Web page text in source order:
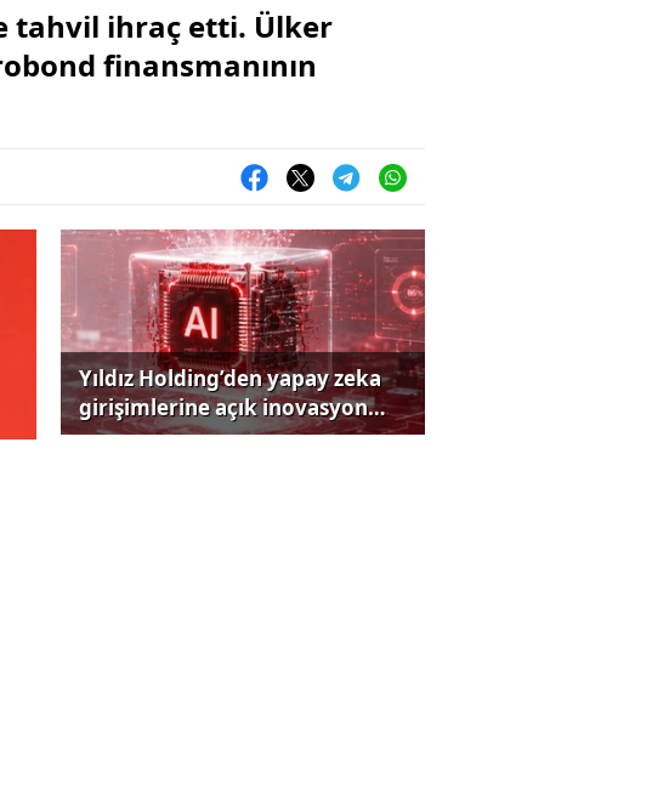
tahvil ihraç etti. Ülker
finansmanının
Yıldız Holding’den yapay zeka
girişimlerine açık inovasyon
çağrısı